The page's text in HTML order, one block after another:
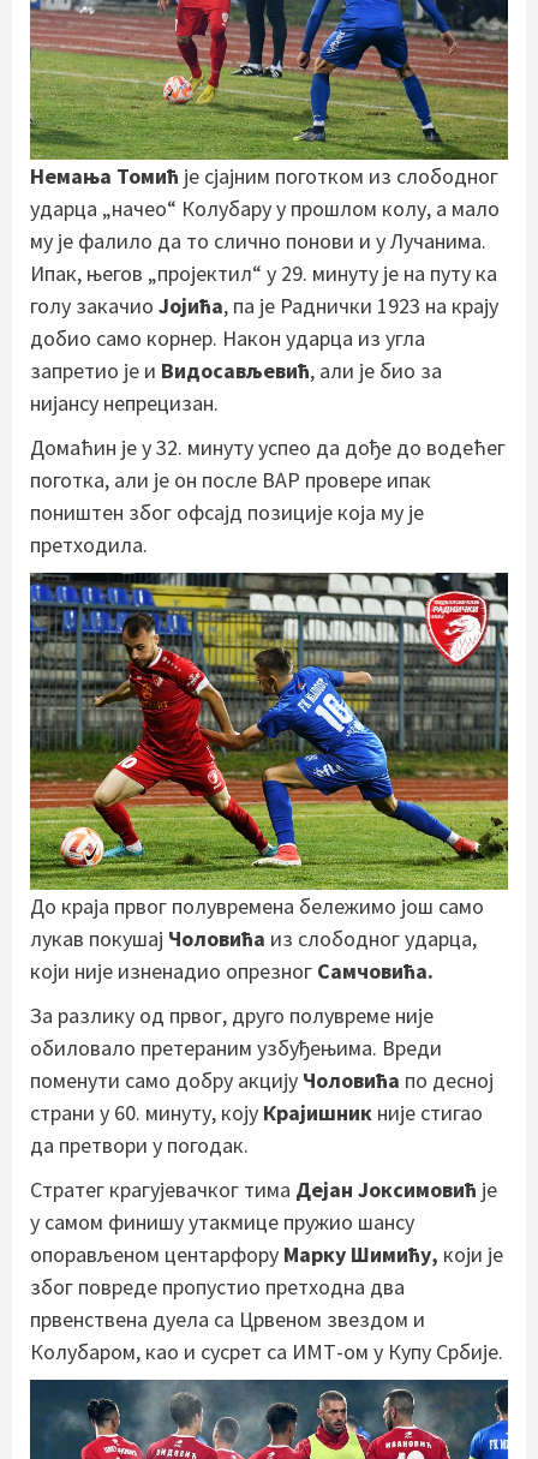
Немања Томић је сјајним поготком из слободног
ударца „начео“ Колубару у прошлом колу, а мало
му је фалило да то слично понови и у Лучанима.
Ипак, његов „пројектил“ у 29. минуту је на путу ка
голу закачио Јојића, па је Раднички 1923 на крају
добио само корнер. Након ударца из угла
запретио је и Видосављевић, али је био за
нијансу непрецизан.
Домаћин је у 32. минуту успео да дође до водећег
поготка, али је он после ВАР провере ипак
поништен због офсајд позиције која му је
претходила.
До краја првог полувремена бележимо још само
лукав покушај Чоловића из слободног ударца,
који није изненадио опрезног Самчовића.
За разлику од првог, друго полувреме није
обиловало претераним узбуђењима. Вреди
поменути само добру акцију Чоловића по десној
страни у 60. минуту, коју Крајишник није стигао
да претвори у погодак.
Стратег крагујевачког тима Дејан Јоксимовић је
у самом финишу утакмице пружио шансу
опорављеном центарфору Марку Шимићу, који је
због повреде пропустио претходна два
првенствена дуела са Црвеном звездом и
Колубаром, као и сусрет са ИМТ-ом у Купу Србије.